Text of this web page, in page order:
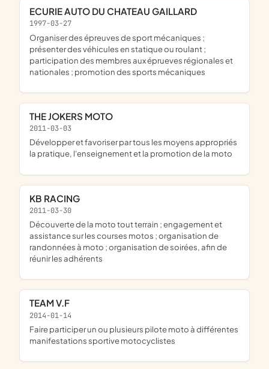
ECURIE AUTO DU CHATEAU GAILLARD
1997-03-27
organiser des épreuves de sport mécaniques ;
présenter des véhicules en statique ou roulant ;
participation des membres aux éprueves régionales et
nationales ; promotion des sports mécaniques
THE JOKERS MOTO
2011-03-03
développer et favoriser par tous les moyens appropriés
la pratique, l'enseignement et la promotion de la moto
KB RACING
2011-03-30
découverte de la moto tout terrain ; engagement et
assistance sur les courses motos ; organisation de
randonnées à moto ; organisation de soirées, afin de
réunir les adhérents
TEAM V.F
2014-01-14
faire participer un ou plusieurs pilote moto à différentes
manifestations sportive motocyclistes